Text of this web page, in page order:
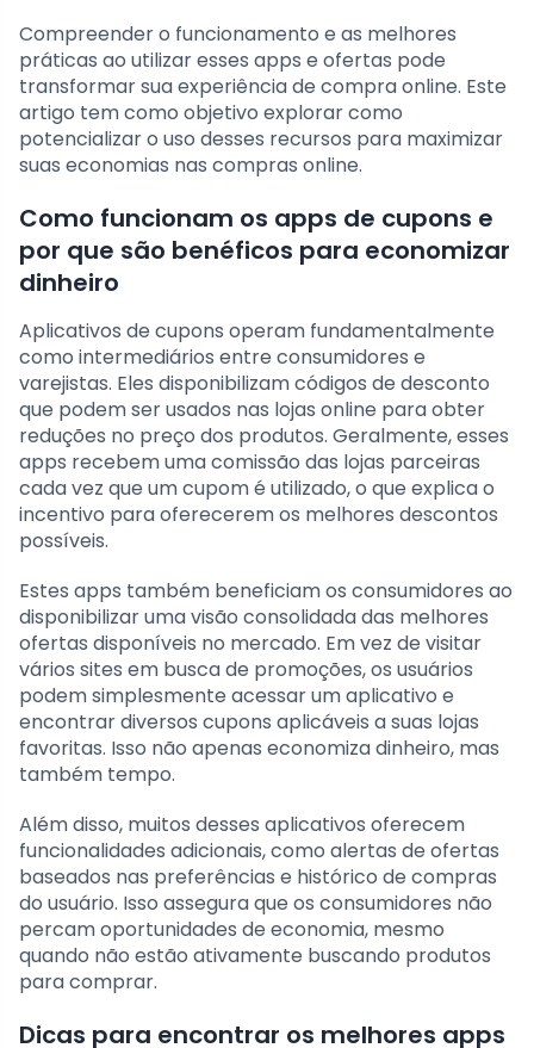
Compreender o funcionamento e as melhores
práticas ao utilizar esses apps e ofertas pode
transformar sua experiência de compra online. Este
artigo tem como objetivo explorar como
potencializar o uso desses recursos para maximizar
suas economias nas compras online.
Como funcionam os apps de cupons e
por que são benéficos para economizar
dinheiro
Aplicativos de cupons operam fundamentalmente
como intermediários entre consumidores e
varejistas. Eles disponibilizam códigos de desconto
que podem ser usados nas lojas online para obter
reduções no preço dos produtos. Geralmente, esses
apps recebem uma comissão das lojas parceiras
cada vez que um cupom é utilizado, o que explica o
incentivo para oferecerem os melhores descontos
possíveis.
Estes apps também beneficiam os consumidores ao
disponibilizar uma visão consolidada das melhores
ofertas disponíveis no mercado. Em vez de visitar
vários sites em busca de promoções, os usuários
podem simplesmente acessar um aplicativo e
encontrar diversos cupons aplicáveis a suas lojas
favoritas. Isso não apenas economiza dinheiro, mas
também tempo.
Além disso, muitos desses aplicativos oferecem
funcionalidades adicionais, como alertas de ofertas
baseados nas preferências e histórico de compras
do usuário. Isso assegura que os consumidores não
percam oportunidades de economia, mesmo
quando não estão ativamente buscando produtos
para comprar.
Dicas para encontrar os melhores apps